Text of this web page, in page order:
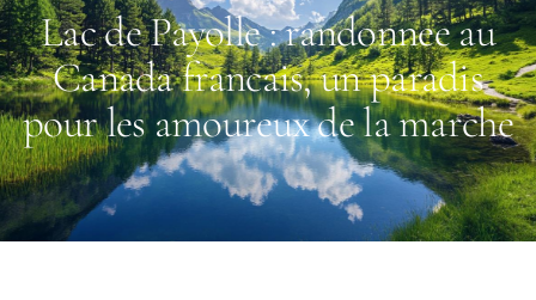
Lac de Payolle : randonnee au
Canada francais, un paradis
pour les amoureux de la marche